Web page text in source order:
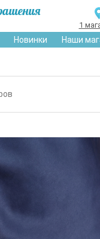
1
Новинки Наши